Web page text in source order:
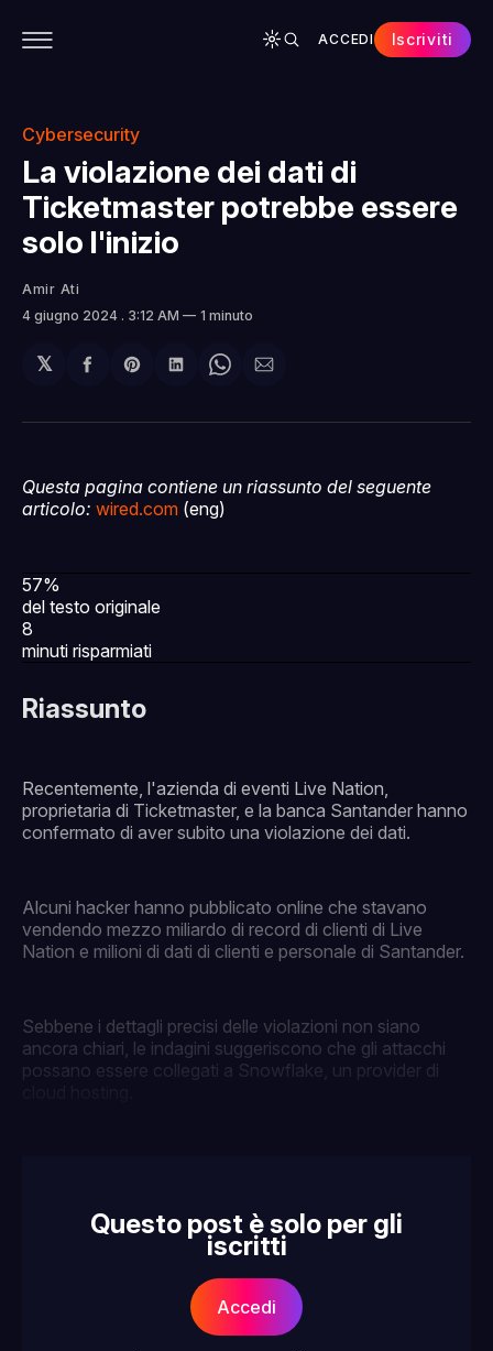
ACCEDI Iscriviti
Cybersecurity
La violazione dei dati di
Ticketmaster potrebbe essere
solo l'inizio
Amir Ati
4 giugno 2024 . 3:12 AM 1 minuto
𝕏
Condividi
Facebook
Share
Pinterest
Condividi
LinkedIn
Share
WhatsApp
Condividi
email
Questa pagina contiene un riassunto del seguente
articolo: wired.com (eng)
57%
del testo originale
8
minuti risparmiati
Riassunto
Recentemente, l'azienda di eventi Live Nation,
proprietaria di Ticketmaster, e la banca Santander hanno
confermato di aver subito una violazione dei dati.
Alcuni hacker hanno pubblicato online che stavano
vendendo mezzo miliardo di record di clienti di Live
Nation e milioni di dati di clienti e personale di Santander.
Sebbene i dettagli precisi delle violazioni non siano
ancora chiari, le indagini suggeriscono che gli attacchi
possano essere collegati a Snowflake, un provider di
Questo post è solo per gli
iscritti
Accedi